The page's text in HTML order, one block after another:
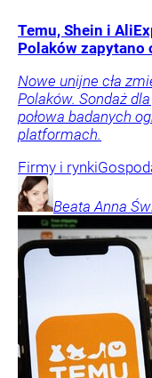
Temu, Shein i
Polaków zapytano
Nowe unijne cła
Polaków. Sondaż
połowa badanych
platformach.
Firmy i rynki
Beata Anna